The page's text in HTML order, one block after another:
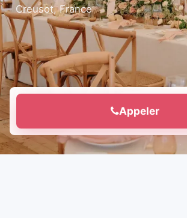
Creusot, France
Appeler